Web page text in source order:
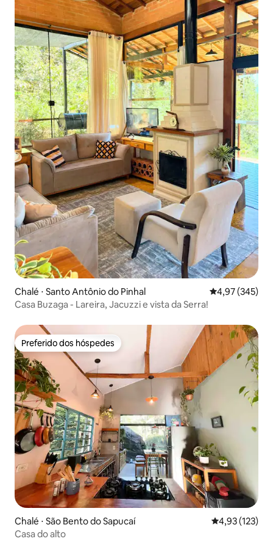
Chalé ⋅ Santo Antônio do Pinhal 4,97 de uma
4,97 (345)
Casa Buzaga - Lareira, Jacuzzi e vista da Serra!
Preferido dos hóspedes
Preferido dos hóspedes
Chalé ⋅ São Bento do Sapucaí 4,93 de uma
4,93 (123)
Casa do alto